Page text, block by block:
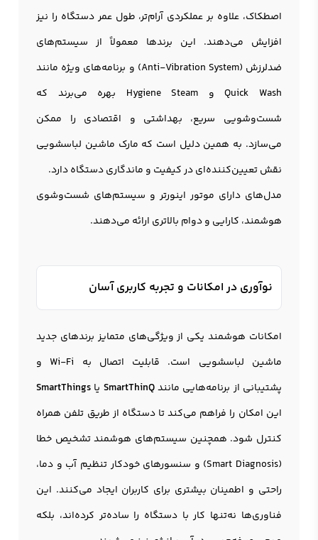
اصطکاک، علاوه بر عملکردی آرام‌تر، طول عمر دستگاه را نیز
افزایش می‌دهند. این برندها معمولاً از سیستم‌های
ضدلرزش (Anti-Vibration System) و برنامه‌های ویژه مانند
Quick Wash و Hygiene Steam بهره می‌برند که
شست‌وشویی سریع، بهداشتی و اقتصادی را ممکن
می‌سازد. به همین دلیل است که مارک ماشین لباسشویی
نقش تعیین‌کننده‌ای در کیفیت و ماندگاری دستگاه دارد.
مدل‌های دارای موتور اینورتر و سیستم‌های شست‌وشوی
هوشمند، کارایی و دوام بالاتری ارائه می‌دهند.
نوآوری در امکانات و تجربه کاربری آسان
امکانات هوشمند یکی از ویژگی‌های متمایز برندهای جدید
ماشین لباسشویی است. قابلیت اتصال به Wi-Fi و
پشتیبانی از برنامه‌هایی مانندSmartThinQ یا SmartThings
این امکان را فراهم می‌کند تا دستگاه از طریق تلفن همراه
کنترل شود. همچنین سیستم‌های هوشمند تشخیص خطا
(Smart Diagnosis) و سنسورهای خودکار تنظیم آب و دما،
راحتی و اطمینان بیشتری برای کاربران ایجاد می‌کنند. این
فناوری‌ها نه‌تنها کار با دستگاه را ساده‌تر کرده‌اند، بلکه